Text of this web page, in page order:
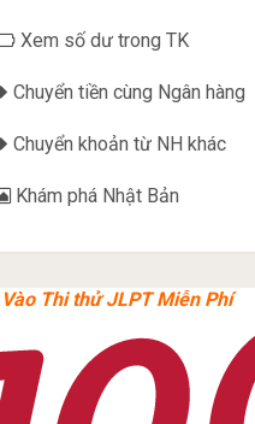
Xem số dư trong TK
Chuyển tiền cùng Ngân hàng
Chuyển khoản từ NH khác
Khám phá Nhật Bản
Vào Thi thử JLPT Miễn Phí